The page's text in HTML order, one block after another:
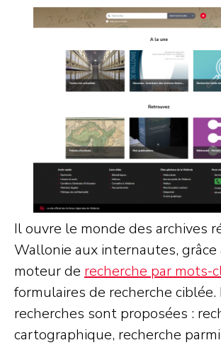
Il ouvre le monde des archives
Wallonie aux internautes, grâce
moteur de recherche par mots-
formulaires de recherche
recherches sont proposées :
cartographique, recherche